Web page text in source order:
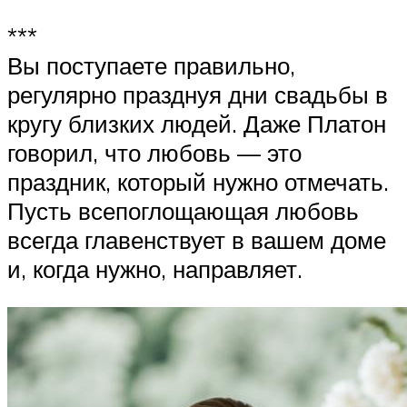
***
Вы поступаете правильно,
регулярно празднуя дни свадьбы в
кругу близких людей. Даже Платон
говорил, что любовь — это
праздник, который нужно отмечать.
Пусть всепоглощающая любовь
всегда главенствует в вашем доме
и, когда нужно, направляет.